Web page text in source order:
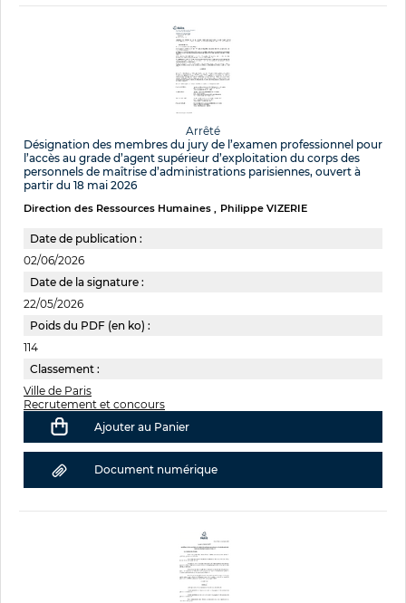
Arrêté
Désignation des membres du jury de l’examen professionnel pour
l’accès au grade d’agent supérieur d’exploitation du corps des
personnels de maîtrise d’administrations parisiennes, ouvert à
partir du 18 mai 2026
Direction des Ressources Humaines Philippe VIZERIE
Date de publication :
02/06/2026
Date de la signature :
22/05/2026
Poids du PDF (en ko) :
114
Classement :
Ville de Paris
Recrutement et concours
Ajouter au Panier
Document numérique